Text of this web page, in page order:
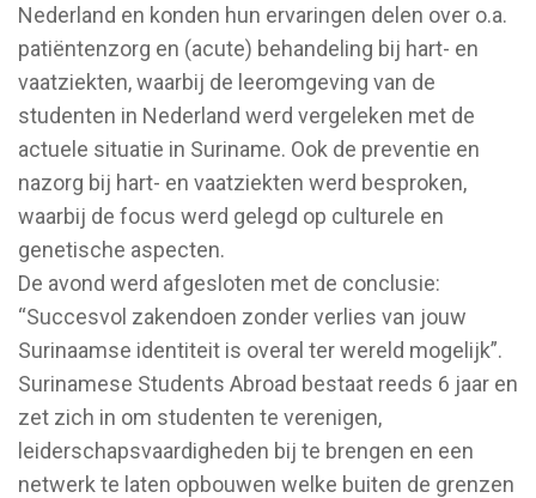
Nederland en konden hun ervaringen delen over o.a.
patiëntenzorg en (acute) behandeling bij hart- en
vaatziekten, waarbij de leeromgeving van de
studenten in Nederland werd vergeleken met de
actuele situatie in Suriname. Ook de preventie en
nazorg bij hart- en vaatziekten werd besproken,
waarbij de focus werd gelegd op culturele en
genetische aspecten.
De avond werd afgesloten met de conclusie:
“Succesvol zakendoen zonder verlies van jouw
Surinaamse identiteit is overal ter wereld mogelijk”.
Surinamese Students Abroad bestaat reeds 6 jaar en
zet zich in om studenten te verenigen,
leiderschapsvaardigheden bij te brengen en een
netwerk te laten opbouwen welke buiten de grenzen